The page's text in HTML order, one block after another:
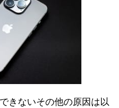
きないその他の原因は以